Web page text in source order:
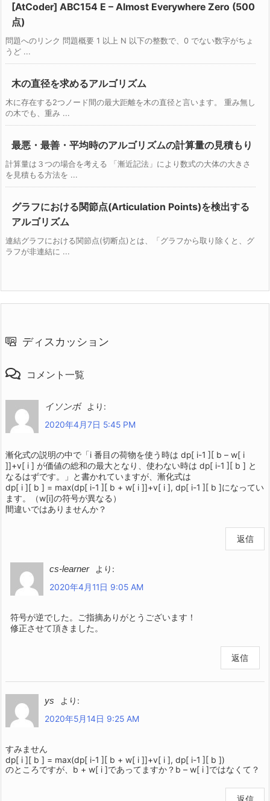
[AtCoder] ABC154 E – Almost Everywhere Zero (500
点)
問題へのリンク 問題概要 1 以上 N 以下の整数で、0 でない数字がちょ
うど ...
木の直径を求めるアルゴリズム
木に存在する2つノード間の最大距離を木の直径と言います。 重み無し
の木でも、重み ...
最悪・最善・平均時のアルゴリズムの計算量の見積もり
計算量は３つの場合を考える 「漸近記法」により数式の大体の大きさ
を見積もる方法を ...
グラフにおける関節点(Articulation Points)を検出する
アルゴリズム
連結グラフにおける関節点(切断点)とは、「グラフから取り除くと、グ
ラフが非連結に ...
ディスカッション
コメント一覧
イソンボ
より:
2020年4月7日 5:45 PM
漸化式の説明の中で「i 番目の荷物を使う時は dp[ i-1 ][ b – w[ i
]]+v[ i ] が価値の総和の最大となり、使わない時は dp[ i-1 ][ b ] と
なるはずです。」と書かれていますが、漸化式は
dp[ i ][ b ] = max(dp[ i-1 ][ b + w[ i ]]+v[ i ], dp[ i-1 ][ b ]になってい
ます。（w[i]の符号が異なる）
間違いではありませんか？
返信
cs-learner
より:
2020年4月11日 9:05 AM
符号が逆でした。ご指摘ありがとうございます！
修正させて頂きました。
返信
ys
より:
2020年5月14日 9:25 AM
すみません
dp[ i ][ b ] = max(dp[ i-1 ][ b + w[ i ]]+v[ i ], dp[ i-1 ][ b ])
のところですが、b + w[ i ]であってますか？b – w[ i ]ではなくて？